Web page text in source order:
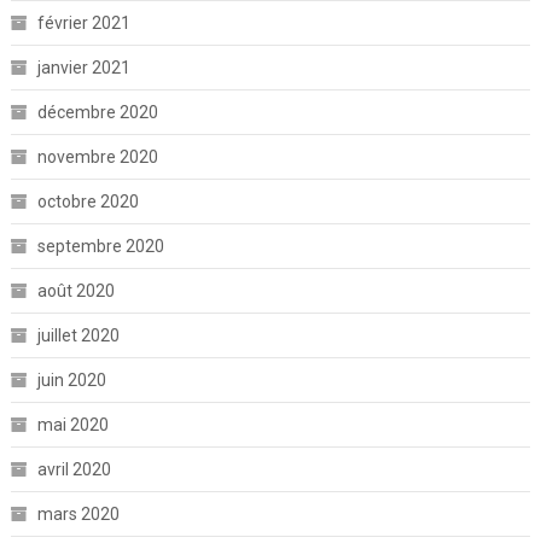
février 2021
janvier 2021
décembre 2020
novembre 2020
octobre 2020
septembre 2020
août 2020
juillet 2020
juin 2020
mai 2020
avril 2020
mars 2020